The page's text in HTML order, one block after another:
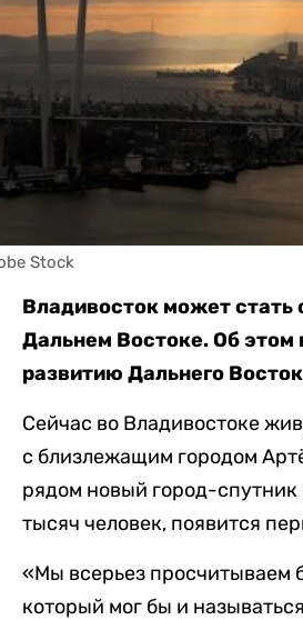
Stock
Владивосток может стать
Дальнем Востоке. Об этом
развитию Дальнего
Сейчас во Владивостоке
с близлежащим городом
рядом новый город-
тысяч человек, появится
«Мы всерьез просчитываем
который мог бы и